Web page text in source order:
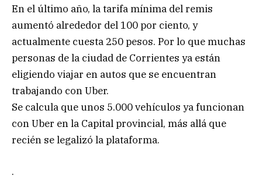
En el último año, la tarifa mínima del remis
aumentó alrededor del 100 por ciento, y
actualmente cuesta 250 pesos. Por lo que muchas
personas de la ciudad de Corrientes ya están
eligiendo viajar en autos que se encuentran
trabajando con Uber.
Se calcula que unos 5.000 vehículos ya funcionan
con Uber en la Capital provincial, más allá que
recién se legalizó la plataforma.
.